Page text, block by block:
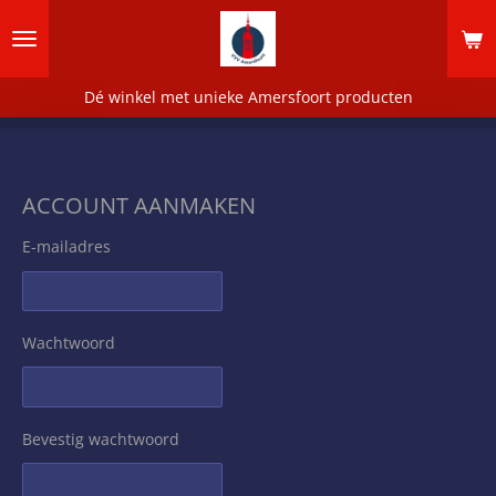
direct
hoofdinhoud
Dé winkel met unieke Amersfoort producten
ACCOUNT AANMAKEN
E-mailadres
Wachtwoord
Bevestig wachtwoord